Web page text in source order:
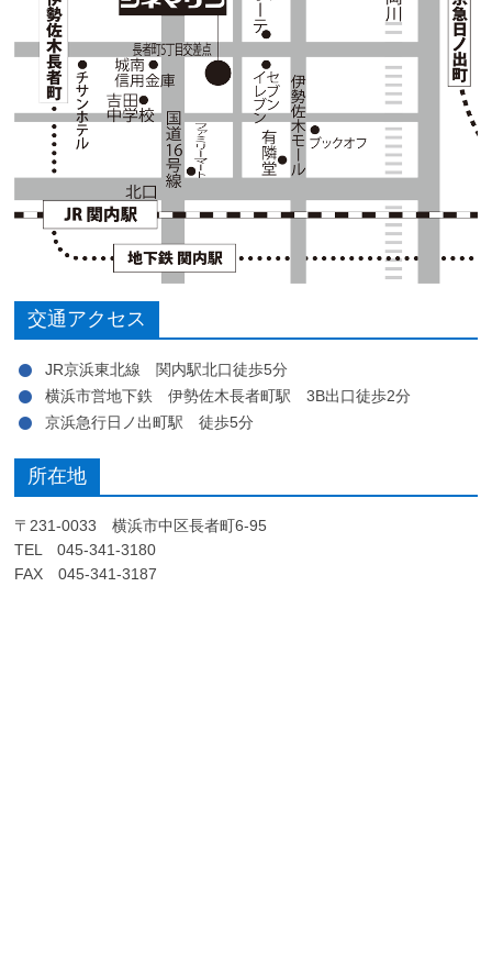
交通アクセス
JR京浜東北線 関内駅北口徒歩5分
横浜市営地下鉄 伊勢佐木長者町駅 3B出口徒歩2分
京浜急行日ノ出町駅 徒歩5分
所在地
〒231-0033 横浜市中区長者町6-95
TEL 045-341-3180
FAX 045-341-3187